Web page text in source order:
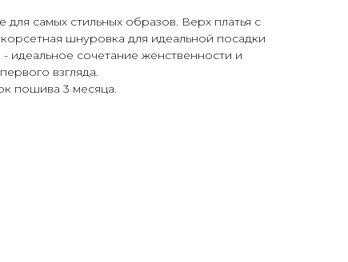
самых стильных образов. Верх платья с
шнуровка для идеальной посадки
идеальное сочетание женственности и
взгляда.
пошива 3 месяца.